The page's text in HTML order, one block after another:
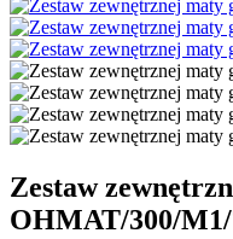
Zestaw
OHMAT/300/M1/